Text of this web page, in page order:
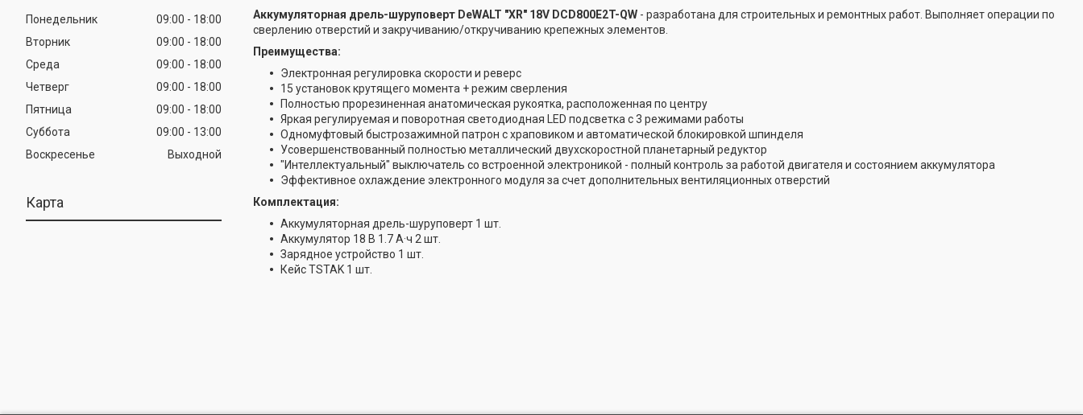
Понедельник 09:00
18:00
Вторник
09:00
18:00
Среда
09:00
18:00
Четверг
09:00
18:00
Пятница
09:00
18:00
Суббота
09:00
13:00
Воскресенье
Выходной
Карта
Аккумуляторная дрель-шуруповерт DeWALT "XR" 18V DCD800E2T-QW- разработана для строительных и ремонтных работ. Выполняет операции по
сверлению отверстий и закручиванию/откручиванию крепежных элементов.
Преимущества:
Электронная регулировка скорости и реверс
15 установок крутящего момента + режим сверления
Полностью прорезиненная анатомическая рукоятка, расположенная по центру
Яркая регулируемая и поворотная светодиодная LED подсветка с 3 режимами работы
Одномуфтовый быстрозажимной патрон с храповиком и автоматической блокировкой шпинделя
Усовершенствованный полностью металлический двухскоростной планетарный редуктор
"Интеллектуальный" выключатель со встроенной электроникой - полный контроль за работой двигателя и состоянием аккумулятора
Эффективное охлаждение электронного модуля за счет дополнительных вентиляционных отверстий
Комплектация:
Аккумуляторная дрель-шуруповерт 1 шт.
Аккумулятор 18 В 1.7 А·ч 2 шт.
Зарядное устройство 1 шт.
Кейс TSTAK 1 шт.